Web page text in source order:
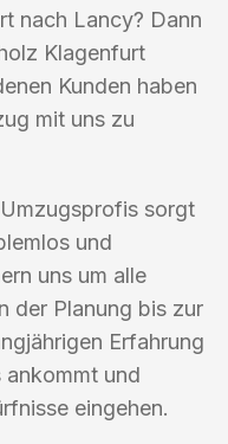
nach Lancy? Dann
Klagenfurt
Kunden haben
mit uns zu
sorgt
und
uns um alle
der Planung bis zur
Erfahrung
und
eingehen.